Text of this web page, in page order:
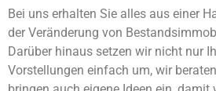
Bei uns erhalten Sie alles aus einer
der Veränderung von
Darüber hinaus setzen wir nicht nur
Vorstellungen einfach um, wir